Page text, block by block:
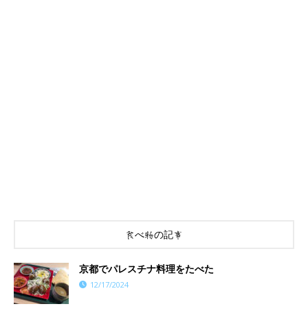
食べ物の記事
京都でパレスチナ料理をたべた
12/17/2024